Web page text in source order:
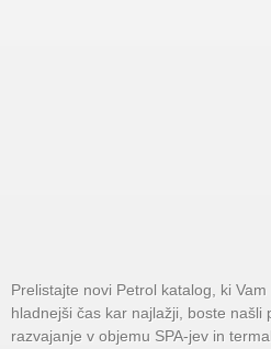
Prelistajte novi Petrol katalog, ki
hladnejši čas kar najlažji, boste našli
razvajanje v objemu SPA-jev in